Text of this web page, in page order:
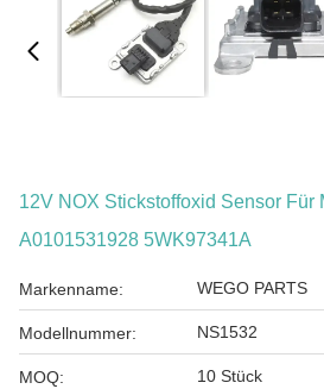
12V NOX Stickstoffoxid Sensor Für
A0101531928 5WK97341A
Markenname: WEGO PARTS
Modellnummer: NS1532
MOQ: 10 Stück